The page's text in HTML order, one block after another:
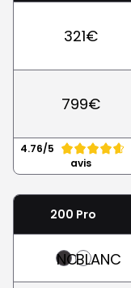
321€
799€
4.76/5
avis
200 Pro
NOIRBLANC